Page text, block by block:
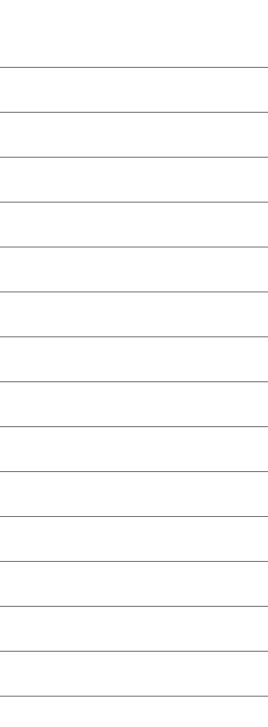
Al Madinah Province
Al
Northern Borders Province
Federata e Bosnjës dhe
Dobrich
Pernik
Tartu maakond
Central Luzon
Occitanie Pays
Tbilisi
Basilicata
Molise
Veneto
Irbid Governorate